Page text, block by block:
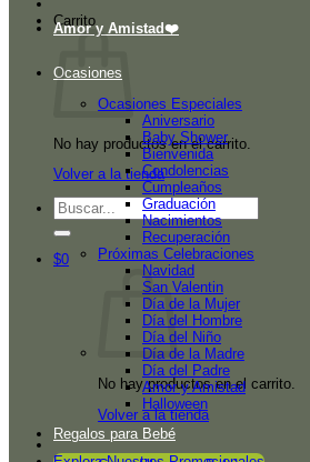
Carrito
No hay productos en el carrito.
Volver a la tienda
Buscar
por:
$0
No hay productos en el carrito.
Volver a la tienda
Amor y Amistad❤️
Ocasiones
Ocasiones Especiales
Aniversario
Baby Shower
Bienvenida
Condolencias
Cumpleaños
Graduación
Nacimientos
Recuperación
Próximas Celebraciones
Navidad
San Valentin
Día de la Mujer
Día del Hombre
Día del Niño
Día de la Madre
Día del Padre
Amor y Amistad
Halloween
Regalos para Bebé